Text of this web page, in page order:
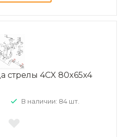
стрелы 4CX 80x65x4
В наличии: 84 шт.